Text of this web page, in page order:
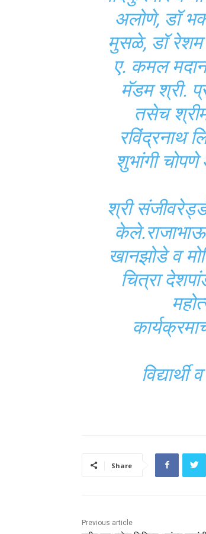
अलोणे, डॉ
मुसळे, डॉ रेशम
ए. कमल
मॅडम श्री.
तसेच
रविंद्रनाथ
शुभांगी
श्री
खानझोडे व
चित्रा
Share
Previous article